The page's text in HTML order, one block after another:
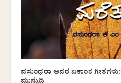
ವಸುಂಧರಾ ಅವರ ಏಕಾಂತ